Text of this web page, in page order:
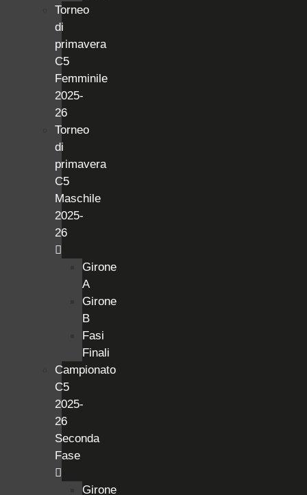
Torneo
di
primavera
C5
Femminile
2025-
26
Torneo
di
primavera
C5
Maschile
2025-
26
Girone
A
Girone
B
Fasi
Finali
Campionato
C5
2025-
26
Seconda
Fase
Girone